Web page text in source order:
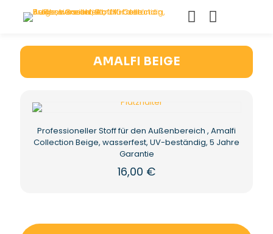
AMALFI BEIGE
Professioneller Stoff für den Außenbereich , Amalfi
Collection Beige, wasserfest, UV-beständig, 5 Jahre
Garantie
16,00 €